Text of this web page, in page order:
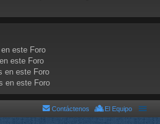
este Foro
este Foro
en este Foro
en este Foro
El Equipo
Contáctenos